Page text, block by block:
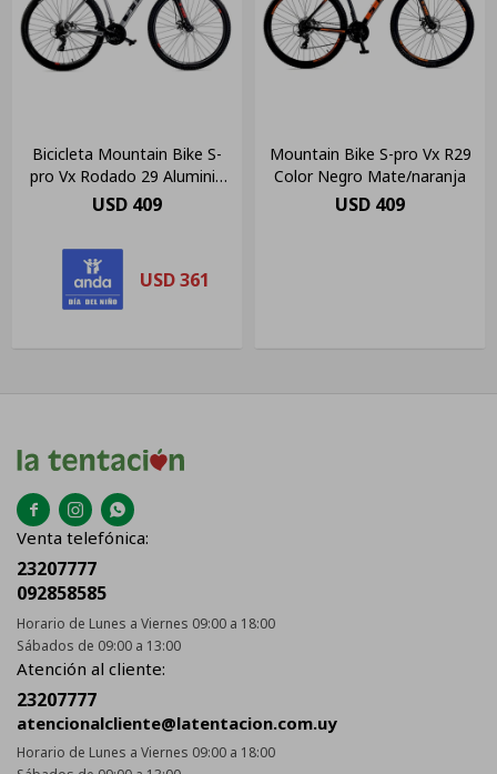
Bicicleta Mountain Bike S-
pro Vx Rodado 29 Aluminio
Suspensión Shimano
USD 409
USD 361
Mountain Bike S-pro Vx R29
Color Negro Mate/naranja
USD 409
  
Venta telefónica:
23207777
092858585
Horario de Lunes a Viernes 09:00 a 18:00
Sábados de 09:00 a 13:00
Atención al cliente:
23207777
atencionalcliente@latentacion.com.uy
Horario de Lunes a Viernes 09:00 a 18:00